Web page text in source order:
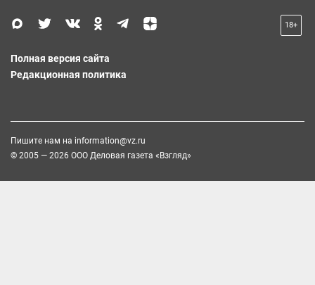
18+
Полная версия сайта
Редакционная политика
Пишите нам на information@vz.ru
© 2005 — 2026 ООО Деловая газета «Взгляд»